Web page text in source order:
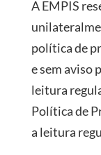
A EMPIS
política de
e sem aviso
leitura
Política de
a leitura